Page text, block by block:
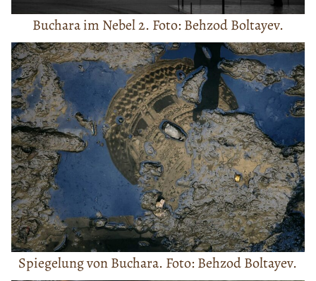
Buchara im Nebel 2. Foto: Behzod Boltayev.
Spiegelung von Buchara. Foto: Behzod Boltayev.